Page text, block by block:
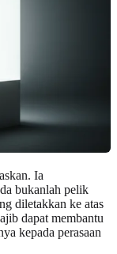
Ia
bukanlah pelik
diletakkan ke atas
dapat membantu
kepada perasaan